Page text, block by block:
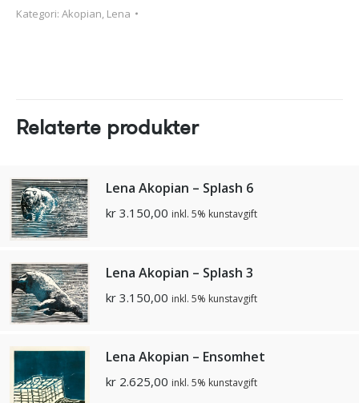
Kategori: Akopian, Lena
Relaterte produkter
Lena Akopian – Splash 6
kr 3.150,00 inkl. 5% kunstavgift
Lena Akopian – Splash 3
kr 3.150,00 inkl. 5% kunstavgift
Lena Akopian – Ensomhet
kr 2.625,00 inkl. 5% kunstavgift